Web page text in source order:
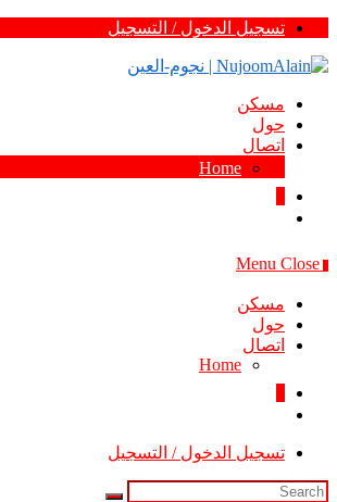
Skip
content
تسجيل الدخول / التسجيل
مسكن
حول
اتصال
Home
Menu Close
مسكن
حول
اتصال
Home
تسجيل الدخول / التسجيل